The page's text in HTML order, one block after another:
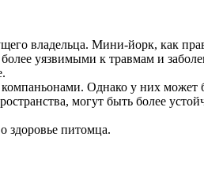
владельца. Мини-йорк, как
уязвимыми к травмам и
Однако у них
могут быть более
здоровье питомца.